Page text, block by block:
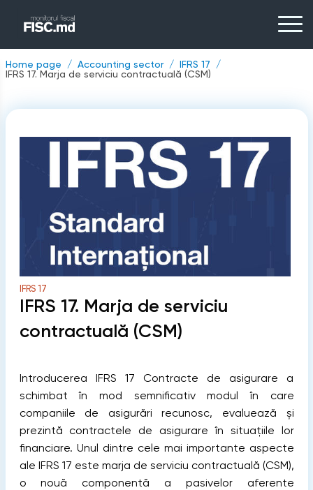
Home page Accounting sector
IFRS 17
IFRS 17. Marja de serviciu contractuală (CSM)
IFRS 17
IFRS 17. Marja de serviciu
contractuală (CSM)
Introducerea IFRS 17 Contracte de asigurare a
schimbat în mod semnificativ modul în care
companiile de asigurări recunosc, evaluează și
prezintă contractele de asigurare în situațiile lor
financiare. Unul dintre cele mai importante aspecte
ale IFRS 17 este marja de serviciu contractuală (CSM),
o nouă componentă a pasivelor aferente